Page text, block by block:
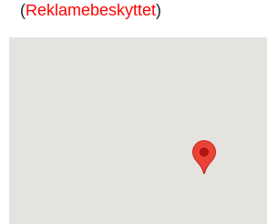
(Reklamebeskyttet)